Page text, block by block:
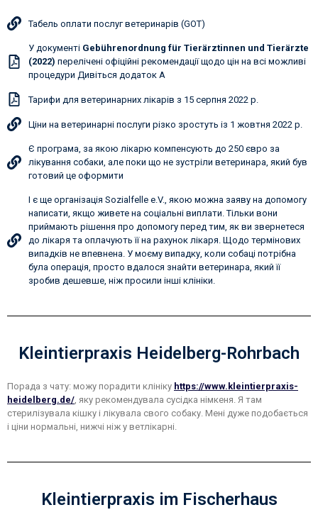
Табель оплати послуг ветеринарів (GOT)
У документі Gebührenordnung für Tierärztinnen und Tierärzte
(2022) перелічені офіційні рекомендації щодо цін на всі можливі
процедури Дивіться додаток А
Тарифи для ветеринарних лікарів з 15 серпня 2022 р.
Ціни на ветеринарні послуги різко зростуть із 1 жовтня 2022 р.
Є програма, за якою лікарю компенсують до 250 євро за
лікування собаки, але поки що не зустріли ветеринара, який був
готовий це оформити
І є ще організація Sozialfelle e.V., якою можна заяву на допомогу
написати, якщо живете на соціальні виплати. Тільки вони
приймають рішення про допомогу перед тим, як ви звернетеся
до лікаря та оплачують її на рахунок лікаря. Щодо термінових
випадків не впевнена. У моєму випадку, коли собаці потрібна
була операція, просто вдалося знайти ветеринара, який її
зробив дешевше, ніж просили інші клініки.
Kleintierpraxis Heidelberg-Rohrbach
Порада з чату: можу порадити клініку https://www.kleintierpraxis-
heidelberg.de/, яку рекомендувала сусідка німкеня. Я там
стерилізувала кішку і лікувала свого собаку. Мені дуже подобається
і ціни нормальні, нижчі ніж у ветлікарні.
Kleintierpraxis im Fischerhaus